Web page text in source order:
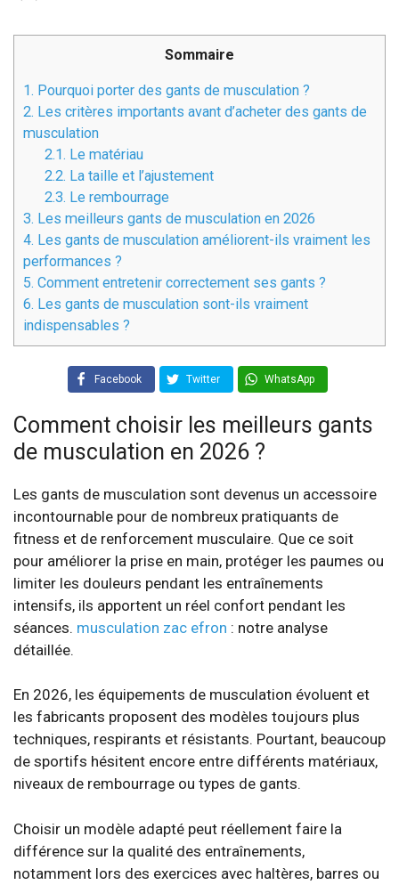
Sommaire
1. Pourquoi porter des gants de musculation ?
2. Les critères importants avant d’acheter des gants de
musculation
2.1. Le matériau
2.2. La taille et l’ajustement
2.3. Le rembourrage
3. Les meilleurs gants de musculation en 2026
4. Les gants de musculation améliorent-ils vraiment les
performances ?
5. Comment entretenir correctement ses gants ?
6. Les gants de musculation sont-ils vraiment
indispensables ?
Facebook Twitter WhatsApp
Comment choisir les meilleurs gants
de musculation en 2026 ?
Les gants de musculation sont devenus un accessoire
incontournable pour de nombreux pratiquants de
fitness et de renforcement musculaire. Que ce soit
pour améliorer la prise en main, protéger les paumes ou
limiter les douleurs pendant les entraînements
intensifs, ils apportent un réel confort pendant les
séances. musculation zac efron : notre analyse
détaillée.
En 2026, les équipements de musculation évoluent et
les fabricants proposent des modèles toujours plus
techniques, respirants et résistants. Pourtant, beaucoup
de sportifs hésitent encore entre différents matériaux,
niveaux de rembourrage ou types de gants.
Choisir un modèle adapté peut réellement faire la
différence sur la qualité des entraînements,
notamment lors des exercices avec haltères, barres ou